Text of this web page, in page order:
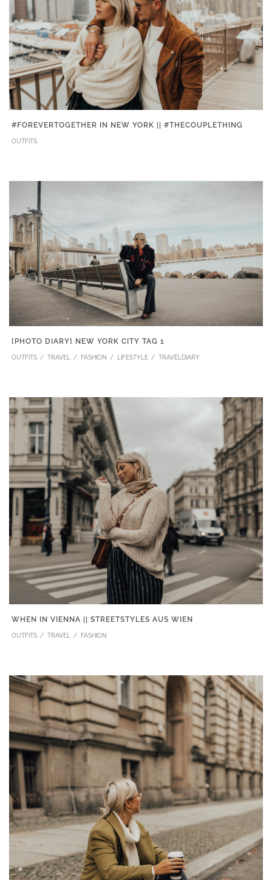
#FOREVERTOGETHER IN NEW YORK || #THECOUPLETHING
OUTFITS
[PHOTO DIARY] NEW YORK CITY TAG 1
OUTFITS TRAVEL FASHION LIFESTYLE TRAVELDIARY
WHEN IN VIENNA || STREETSTYLES AUS WIEN
OUTFITS TRAVEL FASHION